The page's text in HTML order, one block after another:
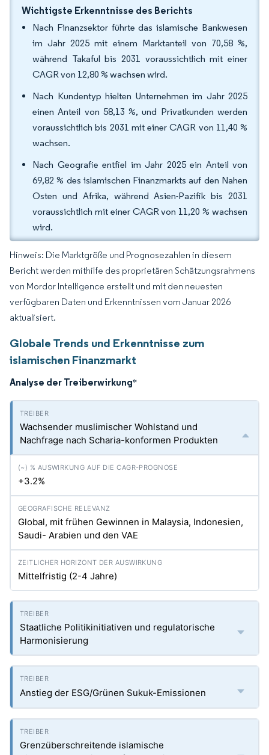
Wichtigste Erkenntnisse des Berichts
Nach Finanzsektor führte das islamische Bankwesen
im Jahr 2025 mit einem Marktanteil von 70,58 %,
während Takaful bis 2031 voraussichtlich mit einer
CAGR von 12,80 % wachsen wird.
Nach Kundentyp hielten Unternehmen im Jahr 2025
einen Anteil von 58,13 %, und Privatkunden werden
voraussichtlich bis 2031 mit einer CAGR von 11,40 %
wachsen.
Nach Geografie entfiel im Jahr 2025 ein Anteil von
69,82 % des islamischen Finanzmarkts auf den Nahen
Osten und Afrika, während Asien-Pazifik bis 2031
voraussichtlich mit einer CAGR von 11,20 % wachsen
wird.
Hinweis: Die Marktgröße und Prognosezahlen in diesem
Bericht werden mithilfe des proprietären Schätzungsrahmens
von Mordor Intelligence erstellt und mit den neuesten
verfügbaren Daten und Erkenntnissen vom Januar 2026
aktualisiert.
Globale Trends und Erkenntnisse zum
islamischen Finanzmarkt
Analyse der Treiberwirkung*
Wachsender muslimischer Wohlstand und
Nachfrage nach Scharia-konformen Produkten
+3.2%
Global, mit frühen Gewinnen in Malaysia, Indonesien,
Saudi- Arabien und den VAE
Mittelfristig (2-4 Jahre)
Staatliche Politikinitiativen und regulatorische
Harmonisierung
Anstieg der ESG/Grünen Sukuk-Emissionen
Grenzüberschreitende islamische